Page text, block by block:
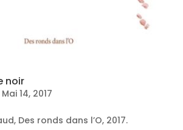
noir
Mai 14, 2017
Des ronds dans l’O, 2017.